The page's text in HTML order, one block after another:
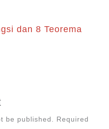
dan 8 Teorema
be published. Required